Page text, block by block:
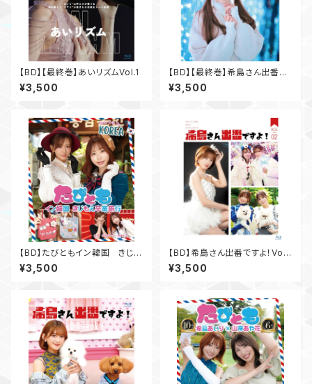
【BD】【最終巻】あいリズムVol.1
¥3,500
【BD】【最終巻】希島さん出番で
すよ！Vol.4
¥3,500
【BD】たびともイン韓国 きじも
え卒業旅行
¥3,500
【BD】希島さん出番ですよ！Vol.
2
¥3,500